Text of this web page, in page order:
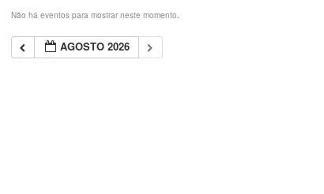
Não há eventos para mostrar neste momento.
AGOSTO 2026